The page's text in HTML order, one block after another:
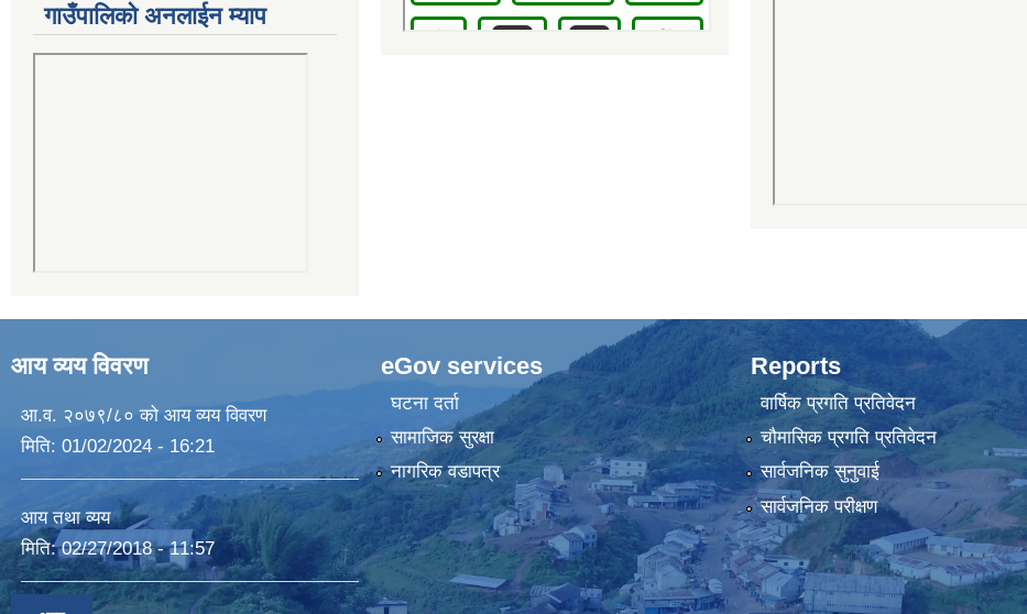
गाउँपालिको अनलाईन म्याप
आय व्यय विवरण
आ.व. २०७९/८० को आय व्यय विवरण
मिति: 01/02/2024 - 16:21
आय तथा व्यय
मिति:02/27/2018 - 11:57
eGov services
घटना दर्ता
सामाजिक सुरक्षा
नागरिक वडापत्र
Reports
वार्षिक प्रगति प्रतिवेदन
चौमासिक प्रगति प्रतिवेदन
सार्वजनिक सुनुवाई
सार्वजनिक परीक्षण